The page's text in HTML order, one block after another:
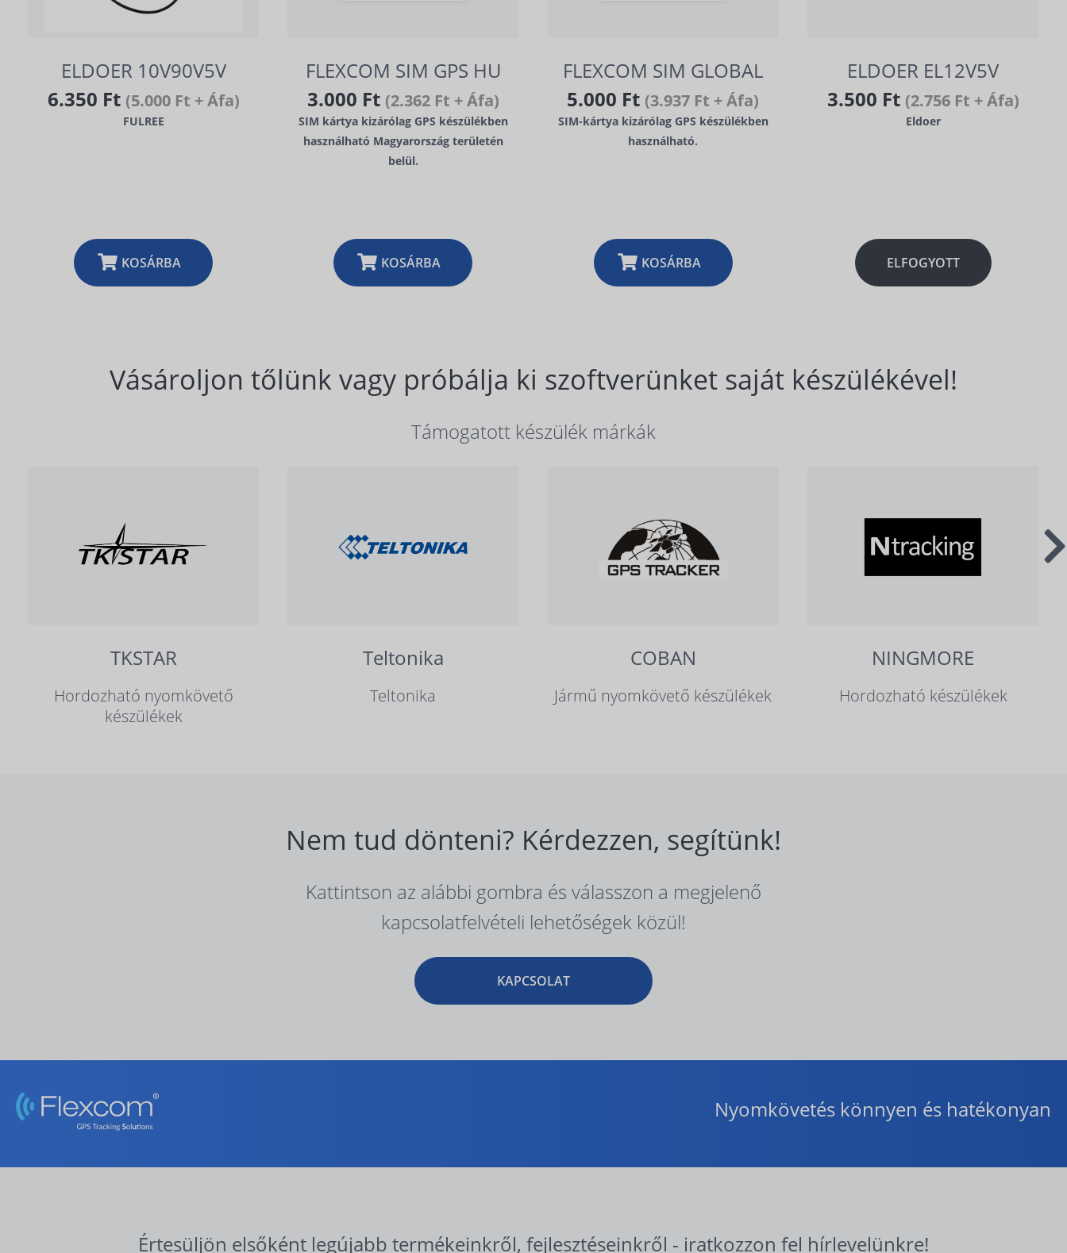
ELDOER 10V90V5V
6.350 Ft (5.000 Ft + Áfa)
FULREE
KOSÁRBA
FLEXCOM SIM GPS HU
3.000 Ft (2.362 Ft + Áfa)
SIM kártya kizárólag GPS készülékben
használható Magyarország területén
belül.
KOSÁRBA
FLEXCOM SIM GLOBAL
5.000 Ft (3.937 Ft + Áfa)
SIM-kártya kizárólag GPS készülékben
használható.
KOSÁRBA
ELDOER EL12V5V
3.500 Ft (2.756 Ft + Áfa)
Eldoer
ELFOGYOTT
Vásároljon tőlünk vagy próbálja ki szoftverünket saját készülékével!
Támogatott készülék márkák
TKSTAR
Hordozható nyomkövető
készülékek
Teltonika
Teltonika
COBAN
Jármű nyomkövető készülékek
NINGMORE
Hordozható készülékek
Nem tud dönteni? Kérdezzen, segítünk!
Kattintson az alábbi gombra és válasszon a megjelenő
kapcsolatfelvételi lehetőségek közül!
KAPCSOLAT
Nyomkövetés könnyen és hatékonyan
Értesüljön elsőként legújabb termékeinkről, fejlesztéseinkről - iratkozzon fel hírlevelünkre!